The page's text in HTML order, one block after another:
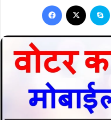
Facebook